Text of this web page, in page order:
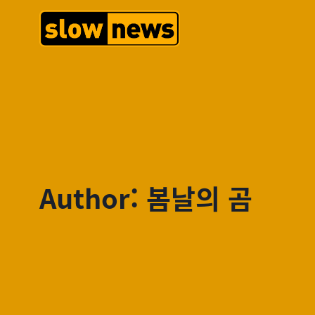
Author: 봄날의 곰